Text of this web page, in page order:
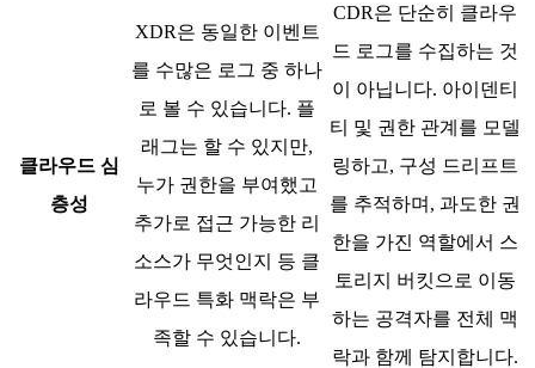
클라우드 심
층성
XDR은 동일한 이벤트
를 수많은 로그 중 하나
로 볼 수 있습니다. 플
래그는 할 수 있지만,
누가 권한을 부여했고
추가로 접근 가능한 리
소스가 무엇인지 등 클
라우드 특화 맥락은 부
족할 수 있습니다.
CDR은 단순히 클라우
드 로그를 수집하는 것
이 아닙니다. 아이덴티
티 및 권한 관계를 모델
링하고, 구성 드리프트
를 추적하며, 과도한 권
한을 가진 역할에서 스
토리지 버킷으로 이동
하는 공격자를 전체 맥
락과 함께 탐지합니다.